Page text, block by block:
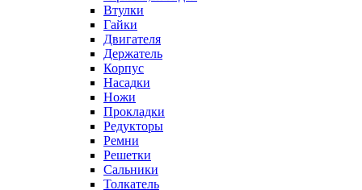
Втулки
Гайки
Двигателя
Держатель
Корпус
Насадки
Ножи
Прокладки
Редукторы
Ремни
Решетки
Сальники
Толкатель